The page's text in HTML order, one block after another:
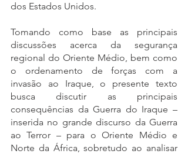
dos Estados Unidos.
Tomando como base as principais
discussões acerca da segurança
regional do Oriente Médio, bem como
o ordenamento de forças com a
invasão ao Iraque, o presente texto
busca discutir as principais
consequências da Guerra do Iraque –
inserida no grande discurso da Guerra
ao Terror – para o Oriente Médio e
Norte da África, sobretudo ao analisar